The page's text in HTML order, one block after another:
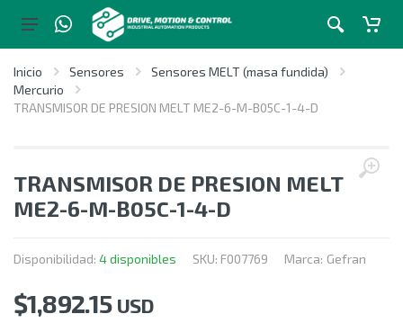
Inicio Sensores
Sensores MELT (masa fundida)
Mercurio
TRANSMISOR DE PRESION MELT ME2-6-M-B05C-1-4-D
TRANSMISOR DE PRESION MELT
ME2-6-M-B05C-1-4-D
Disponibilidad: 4 disponibles SKU: F007769 Marca: Gefran
$1,892.15 USD